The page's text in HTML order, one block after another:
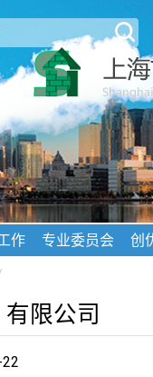
作 专业委员会
创
限公司